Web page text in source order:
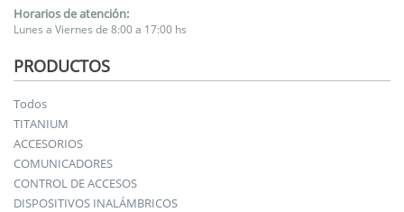
Horarios de atención:
Lunes a Viernes de 8:00 a 17:00 hs
PRODUCTOS
Todos
TITANIUM
ACCESORIOS
COMUNICADORES
CONTROL DE ACCESOS
DISPOSITIVOS INALÁMBRICOS